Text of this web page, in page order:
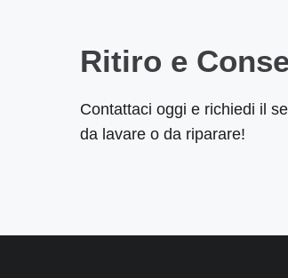
Ritiro e
Contattaci oggi e richiedi il
da lavare o da riparare!